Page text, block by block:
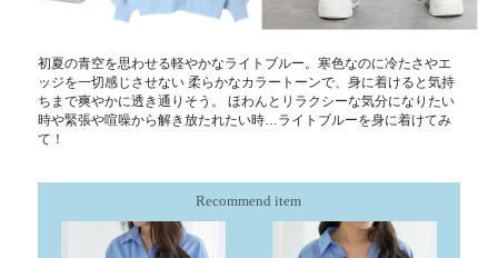
初夏の青空を思わせる軽やかなライトブルー。寒色なのに冷たさやエ
ッジを一切感じさせない 柔らかなカラートーンで、身に着けると気持
ちまで爽やかに透き通りそう。 ほわんとリラクシーな気分になりたい
時や緊張や喧噪から解き放たれたい時…ライトブルーを身に着けてみ
て！
Recommend item